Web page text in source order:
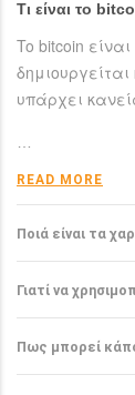
Τι είναι το
To bitcoin
υπάρχει
…
READ MORE
Ποιά είναι τα
Το bitcoin έχει
ξεχωρίζουν
νομίσματα.
READ MORE
Γιατί να
Το bitcoin
οποία τώρα
μερίδα του
Πως μπορεί
Μπορείτε να